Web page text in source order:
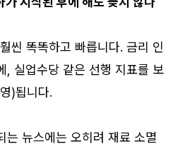
씬 똑똑하고 빠릅니다. 금리 인
, 실업수당 같은 선행 지표를 보
)됩니다.
는 뉴스에는 오히려 재료 소멸